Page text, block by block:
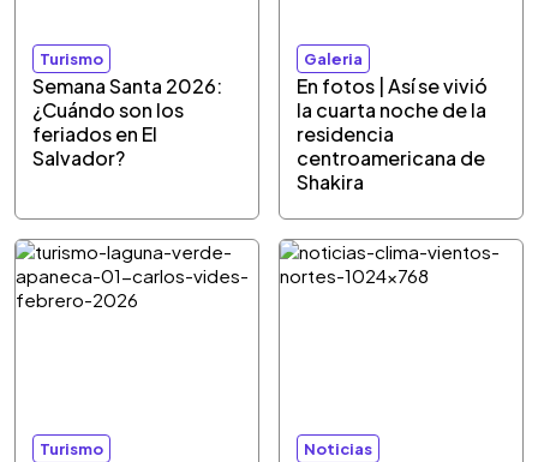
Turismo
Semana Santa 2026:
¿Cuándo son los
feriados en El
Salvador?
Galeria
En fotos | Así se vivió
la cuarta noche de la
residencia
centroamericana de
Shakira
Turismo Noticias